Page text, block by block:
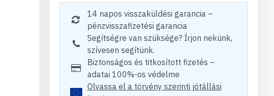
14 napos visszaküldési garancia –
pénzvisszafizetési garancia
Segítségre van szüksége? Írjon nekünk,
szívesen segítünk.
Biztonságos és titkosított fizetés –
adatai 100%-os védelme
Olvassa el a törvény szerinti jótállási